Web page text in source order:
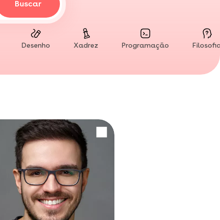
Buscar
Desenho Xadrez Programação